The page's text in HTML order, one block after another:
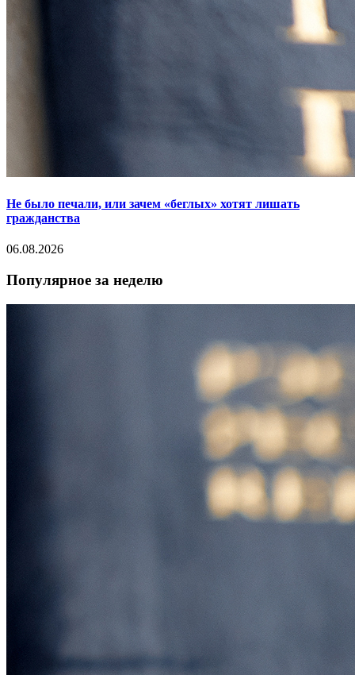
Не было печали, или зачем «беглых» хотят лишать
гражданства
06.08.2026
Популярное за неделю